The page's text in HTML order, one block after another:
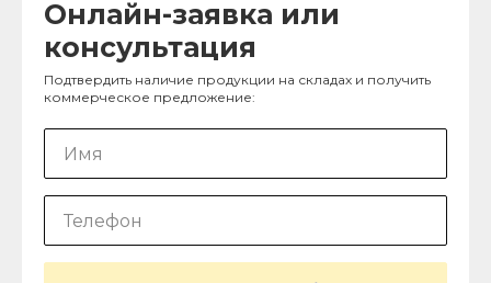
Онлайн-заявка или
консультация
Подтвердить наличие продукции на складах и получить
коммерческое предложение: